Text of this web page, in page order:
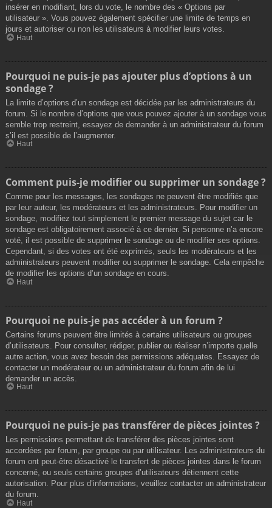
insérer en modifiant, lors du vote, le nombre des « Options par
utilisateur ». Vous pouvez également spécifier une limite de temps en
jours et autoriser ou non les utilisateurs à modifier leurs votes.
Haut
Pourquoi ne puis-je pas ajouter plus d’options à un
sondage ?
La limite d’options d’un sondage est décidée par les administrateurs du
forum. Si le nombre d’options que vous pouvez ajouter à un sondage vous
semble trop restreint, essayez de demander à un administrateur du forum
s’il est possible de l’augmenter.
Haut
Comment puis-je modifier ou supprimer un sondage ?
Comme pour les messages, les sondages ne peuvent être modifiés que
par leur auteur, les modérateurs et les administrateurs. Pour modifier un
sondage, modifiez tout simplement le premier message du sujet car le
sondage est obligatoirement associé à ce dernier. Si personne n’a encore
voté, il est possible de supprimer le sondage ou de modifier ses options.
Cependant, si des votes ont été exprimés, seuls les modérateurs et les
administrateurs peuvent modifier ou supprimer le sondage. Cela empêche
de modifier les options d’un sondage en cours.
Haut
Pourquoi ne puis-je pas accéder à un forum ?
Certains forums peuvent être limités à certains utilisateurs ou groupes
d’utilisateurs. Pour consulter, rédiger, publier ou réaliser n’importe quelle
autre action, vous avez besoin des permissions adéquates. Essayez de
contacter un modérateur ou un administrateur du forum afin de lui
demander un accès.
Haut
Pourquoi ne puis-je pas transférer de pièces jointes ?
Les permissions permettant de transférer des pièces jointes sont
accordées par forum, par groupe ou par utilisateur. Les administrateurs du
forum ont peut-être désactivé le transfert de pièces jointes dans le forum
concerné, ou seuls certains groupes d’utilisateurs détiennent cette
autorisation. Pour plus d’informations, veuillez contacter un administrateur
du forum.
Haut